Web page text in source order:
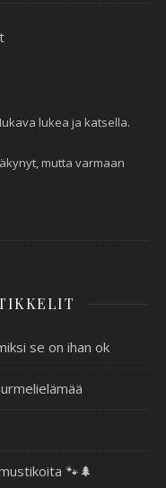
lukea ja katsella.
mutta varmaan
se on ihan ok
🐾🌲